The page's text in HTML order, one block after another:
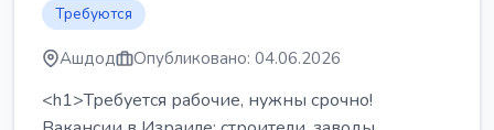
Требуются
Ашдод Опубликовано: 04.06.2026
<h1>Требуется рабочие, нужны срочно!